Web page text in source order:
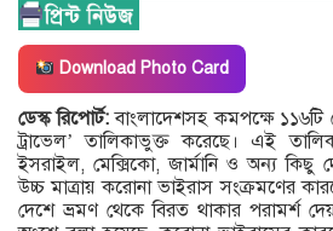
Download Photo Card
ডেস্ক রিপোর্ট:বাংলাদেশসহ কমপক্ষে ১১৬টি
ট্রাভেল’ তালিকাভুক্ত করেছে। এই
ইসরাইল, মেক্সিকো, জার্মানি ও অন্য কিছু
উচ্চ মাত্রায় করোনা ভাইরাস সংক্রমণের
দেশে ভ্রমণ থেকে বিরত থাকার পরামর্শ